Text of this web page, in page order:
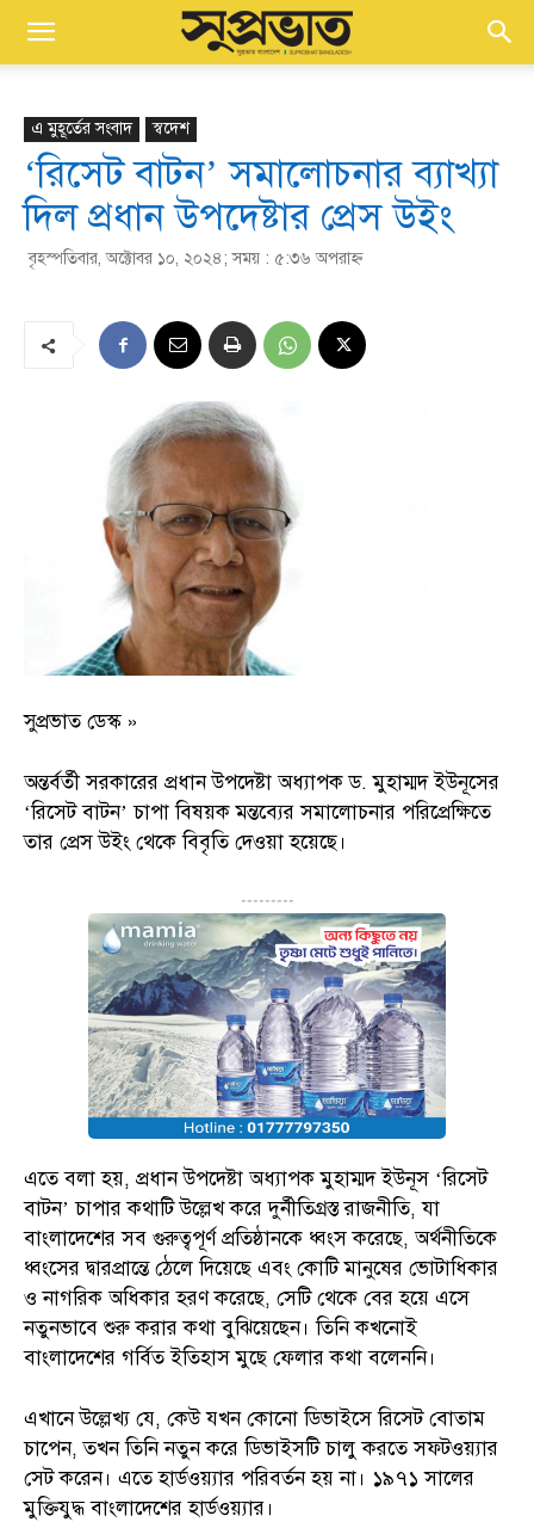
এ মুহূর্তের সংবাদ স্বদেশ
‘রিসেট বাটন’ সমালোচনার ব্যাখ্যা
দিল প্রধান উপদেষ্টার প্রেস উইং
বৃহস্পতিবার, অক্টোবর ১০, ২০২৪; সময় : ৫:৩৬ অপরাহ্ণ
সুপ্রভাত ডেস্ক »
অন্তর্বর্তী সরকারের প্রধান উপদেষ্টা অধ্যাপক ড. মুহাম্মদ ইউনূসের
‘রিসেট বাটন’ চাপা বিষয়ক মন্তব্যের সমালোচনার পরিপ্রেক্ষিতে
তার প্রেস উইং থেকে বিবৃতি দেওয়া হয়েছে।
---------
এতে বলা হয়, প্রধান উপদেষ্টা অধ্যাপক মুহাম্মদ ইউনূস ‘রিসেট
বাটন’ চাপার কথাটি উল্লেখ করে দুর্নীতিগ্রস্ত রাজনীতি, যা
বাংলাদেশের সব গুরুত্বপূর্ণ প্রতিষ্ঠানকে ধ্বংস করেছে, অর্থনীতিকে
ধ্বংসের দ্বারপ্রান্তে ঠেলে দিয়েছে এবং কোটি মানুষের ভোটাধিকার
ও নাগরিক অধিকার হরণ করেছে, সেটি থেকে বের হয়ে এসে
নতুনভাবে শুরু করার কথা বুঝিয়েছেন। তিনি কখনোই
বাংলাদেশের গর্বিত ইতিহাস মুছে ফেলার কথা বলেননি।
এখানে উল্লেখ্য যে, কেউ যখন কোনো ডিভাইসে রিসেট বোতাম
চাপেন, তখন তিনি নতুন করে ডিভাইসটি চালু করতে সফটওয়্যার
সেট করেন। এতে হার্ডওয়্যার পরিবর্তন হয় না। ১৯৭১ সালের
মুক্তিযুদ্ধ বাংলাদেশের হার্ডওয়্যার।